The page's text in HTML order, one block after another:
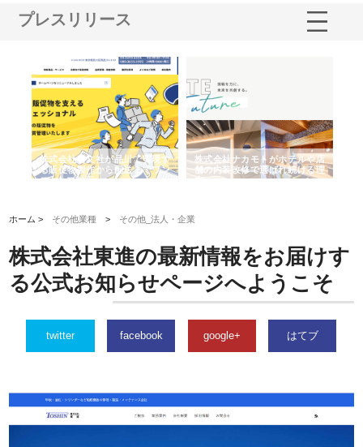
プレスリリース
株式会社耕文社が品川で実現す
る販促物製作から配送までワン
ストップ対応
株式会社ナカモトがホテルや店
舗の内装改修で選ばれ続ける理
由
ホーム > その他業種 > その他_法人・企業
株式会社東進の最新情報をお届けす
る公式お知らせページへようこそ
twitter facebook google+ はてブ